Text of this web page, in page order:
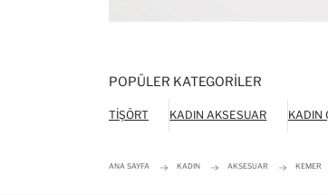
POPÜLER KATEGORILER
TIŞÖRT KADIN AKSESUAR KADIN
ANA SAYFA KADIN AKSESUAR KEMER